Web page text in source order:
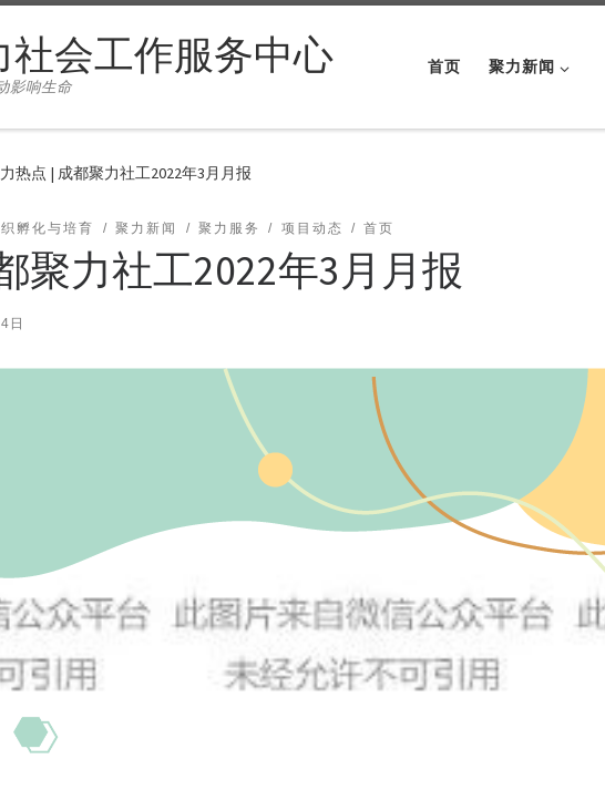
社会工作服务中心
影响生命
首页 聚力新闻
热点 | 成都聚力社工2022年3月月报
孵化与培育 聚力新闻 聚力服务 项目动态 首页
聚力社工2022年3月月报
日